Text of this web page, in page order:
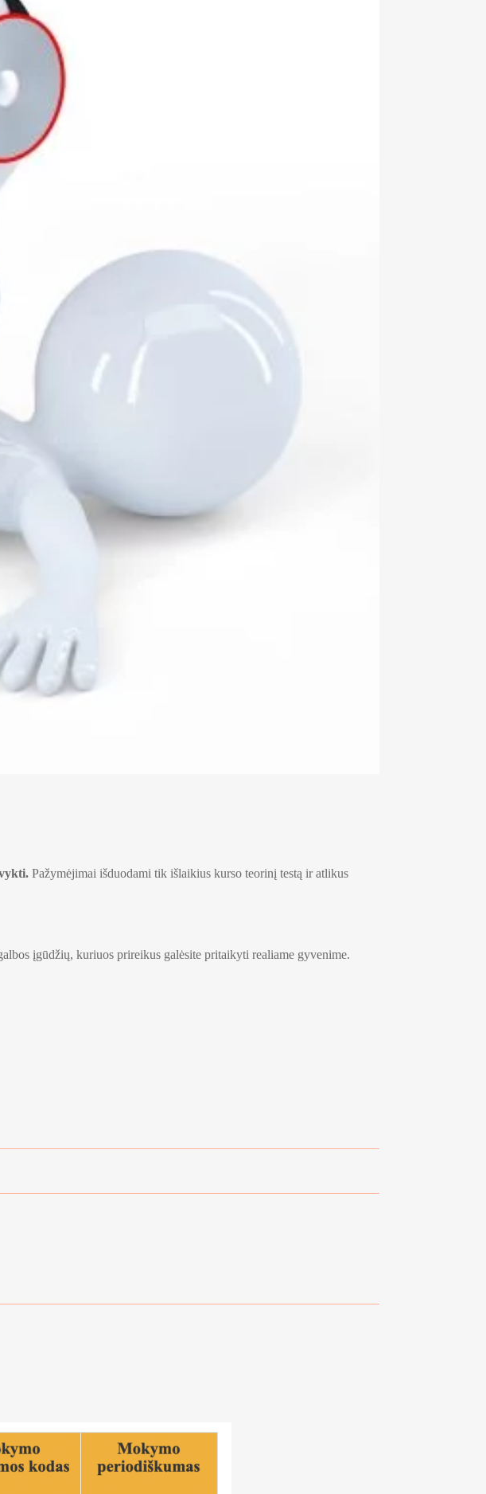
Pažymėjimai išduodami tik išlaikius kurso teorinį testą ir atlikus
įgūdžių, kuriuos prireikus galėsite pritaikyti realiame gyvenime.